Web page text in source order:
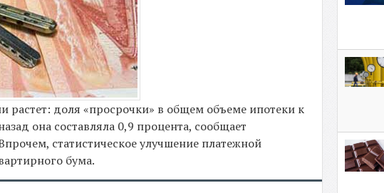
растет: доля «просрочки» в общем объеме ипотеки к
она составляла 0,9 процента, сообщает
статистическое улучшение платежной
бума.